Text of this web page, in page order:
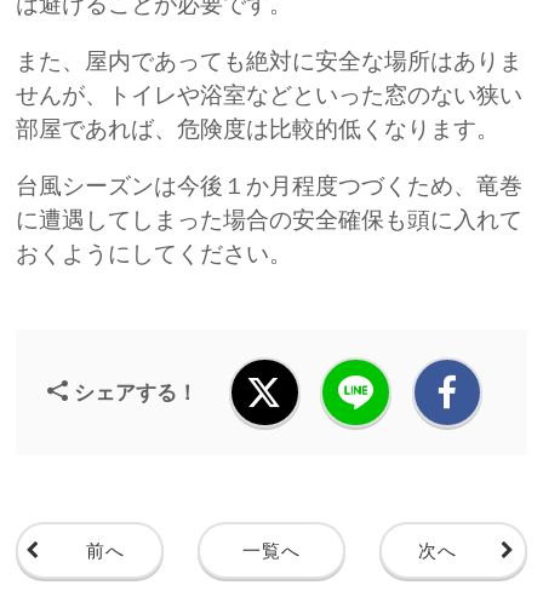
また、屋内であっても絶対に安全な場所はありま
せんが、トイレや浴室などといった窓のない狭い
部屋であれば、危険度は比較的低くなります。
台風シーズンは今後１か月程度つづくため、竜巻
に遭遇してしまった場合の安全確保も頭に入れて
おくようにしてください。
シェアする！
前へ 一覧へ 次へ